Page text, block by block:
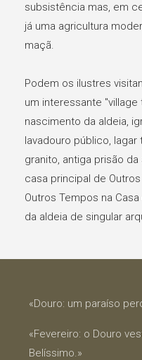
subsistência mas, em
já uma agricultura
maçã.
Podem os ilustres
um interessante
nascimento da aldeia,
lavadouro público,
granito, antiga prisão
casa principal de
Outros Tempos na
da aldeia de singular
«Douro: um paraíso
«Fevereiro: o Douro
Belíssimo.»